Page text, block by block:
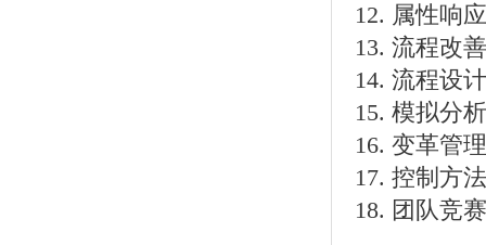
属性响
流程改
流程设
模拟分
变革管理
控制方法
团队竞赛